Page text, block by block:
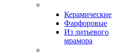
Керамические
Фарфоровые
Из литьевого
мрамора